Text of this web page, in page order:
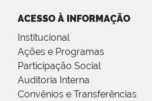
ACESSO À INFORMAÇÃO
Institucional
Ações e Programas
Participação Social
Auditoria Interna
Convênios e Transferências